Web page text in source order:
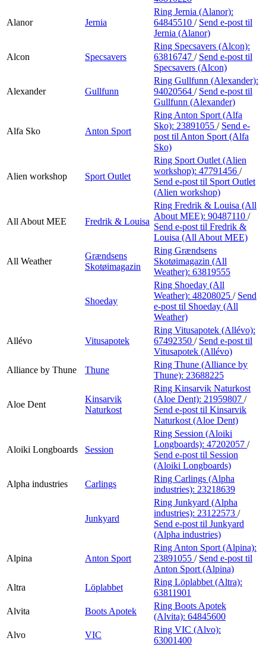
Alanor Jernia
Ring Jernia (Alanor):
64845510 / Send e-post til
Jernia (Alanor)
Alcon Specsavers
Ring Specsavers (Alcon):
63816747 / Send e-post til
Specsavers (Alcon)
Alexander Gullfunn
Ring Gullfunn (Alexander):
94020564 / Send e-post til
Gullfunn (Alexander)
Alfa Sko Anton Sport
Ring Anton Sport (Alfa
Sko): 23891055 / Send e-
post til Anton Sport (Alfa
Sko)
Alien workshop Sport Outlet
Ring Sport Outlet (Alien
workshop): 47791456 /
Send e-post til Sport Outlet
(Alien workshop)
All About MEE Fredrik & Louisa
Ring Fredrik & Louisa (All
About MEE): 90487110 /
Send e-post til Fredrik &
Louisa (All About MEE)
All Weather
Grændsens
Skotøimagazin
Ring Grændsens
Skotøimagazin (All
Weather): 63819555
Shoeday
Ring Shoeday (All
Weather): 48208025 / Send
e-post til Shoeday (All
Weather)
Allévo Vitusapotek
Ring Vitusapotek (Allévo):
67492350 / Send e-post til
Vitusapotek (Allévo)
Alliance by Thune
Thune
Ring Thune (Alliance by
Thune): 23688225
Aloe Dent
Kinsarvik
Naturkost
Ring Kinsarvik Naturkost
(Aloe Dent): 21959807 /
Send e-post til Kinsarvik
Naturkost (Aloe Dent)
Aloiki Longboards Session
Ring Session (Aloiki
Longboards): 47202057 /
Send e-post til Session
(Aloiki Longboards)
Alpha industries
Carlings
Ring Carlings (Alpha
industries): 23218639
Junkyard
Ring Junkyard (Alpha
industries): 23122573 /
Send e-post til Junkyard
(Alpha industries)
Alpina Anton Sport
Ring Anton Sport (Alpina):
23891055 / Send e-post til
Anton Sport (Alpina)
Altra
Löplabbet
Ring Löplabbet (Altra):
63811901
Alvita
Boots Apotek
Ring Boots Apotek
(Alvita): 64845600
Alvo
VIC
Ring VIC (Alvo):
63001400